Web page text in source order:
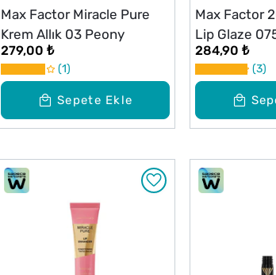
Sepete Ekle
Max Factor Miracle Pure
Krem Allık 03 Peony
279,00 ₺
1
Max Factor
Lip Glaze
284,90 ₺
3